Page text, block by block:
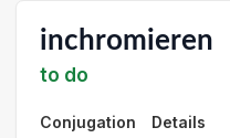
inchromieren
to do
Conjugation Details